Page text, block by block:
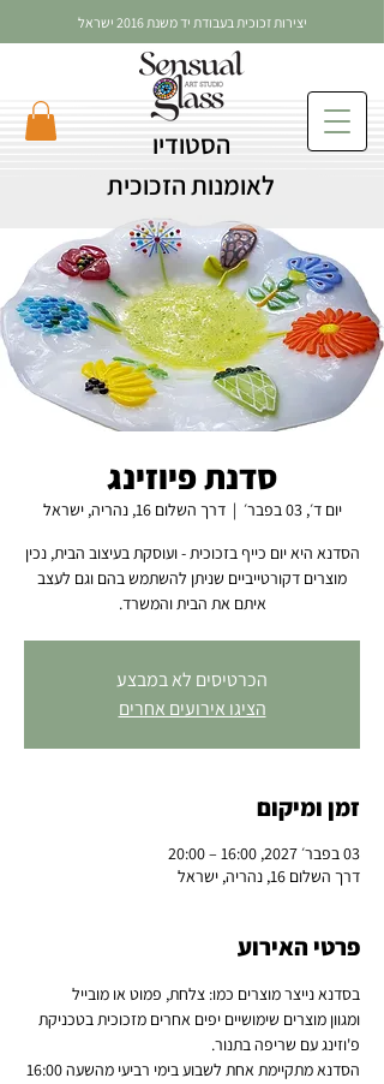
הסטודיו
לאומנות הזכוכית
יצירות זכוכית בעבודת יד משנת 2016 ישראל
סדנת פיוזינג
יום ד׳, 03 בפבר׳
  |
דרך השלום 16, נהריה, ישראל
הסדנא היא יום כייף בזכוכית - ועוסקת בעיצוב הבית, נכין
מוצרים דקורטייביים שניתן להשתמש בהם וגם לעצב
איתם את הבית והמשרד.
הכרטיסים לא במבצע
הציגו אירועים אחרים
זמן ומיקום
03 בפבר׳ 2027, 16:00 – 20:00
דרך השלום 16, נהריה, ישראל
פרטי האירוע
בסדנא נייצר מוצרים כמו: צלחת, פמוט או מובייל
ומגוון מוצרים שימושיים יפים אחרים מזכוכית בטכניקת
פ'וזינג עם שריפה בתנור.
הסדנא מתקיימת אחת לשבוע בימי רביעי מהשעה 16:00